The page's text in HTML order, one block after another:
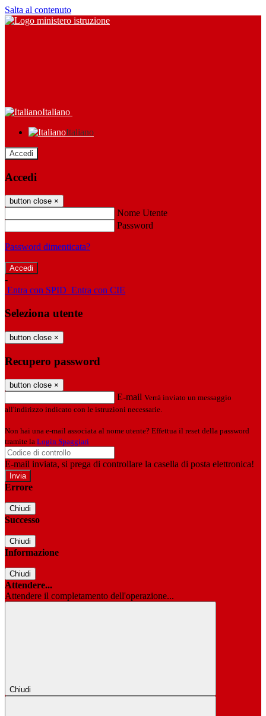
Salta al contenuto
Italiano
Italiano
Accedi
Accedi
button close ×
Nome Utente
Password
Password dimenticata?
-
Entra con SPID Entra con CIE
Seleziona utente
button close ×
Recupero password
button close ×
E-mail Verrà inviato un messaggio
all'indirizzo indicato con le istruzioni necessarie.
Non hai una e-mail associata al nome utente? Effettua il reset della password
tramite la Login Spaggiari
E-mail inviata, si prega di controllare la casella di posta elettronica!
Errore
Chiudi
Successo
Chiudi
Informazione
Chiudi
Attendere...
Attendere il completamento dell'operazione...
Chiudi